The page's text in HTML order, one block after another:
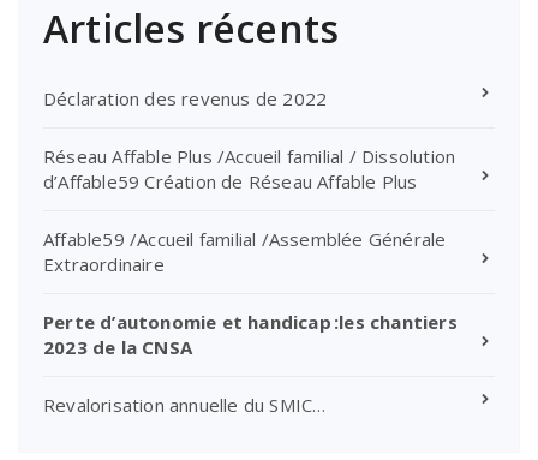
Articles récents
Déclaration des revenus de 2022
Réseau Affable Plus /Accueil familial / Dissolution
d’Affable59 Création de Réseau Affable Plus
Affable59 /Accueil familial /Assemblée Générale
Extraordinaire
Perte d’autonomie et handicap :les chantiers
2023 de la CNSA
Revalorisation annuelle du SMIC…